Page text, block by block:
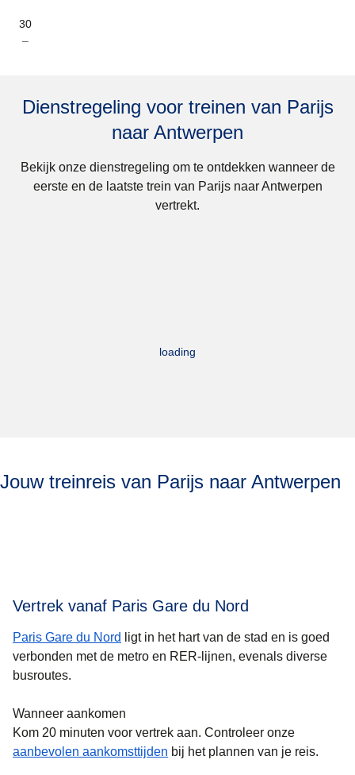
30
–
Dienstregeling voor treinen van Parijs
naar Antwerpen
Bekijk onze dienstregeling om te ontdekken wanneer de
eerste en de laatste trein van Parijs naar Antwerpen
vertrekt.
loading
Jouw treinreis van Parijs naar Antwerpen
Vertrek vanaf Paris Gare du Nord
Paris Gare du Nord
ligt in het hart van de stad en is goed
verbonden met de metro en RER-lijnen, evenals diverse
busroutes.
Wanneer aankomen
Kom 20 minuten voor vertrek aan. Controleer onze
aanbevolen aankomsttijden bij het plannen van je reis.